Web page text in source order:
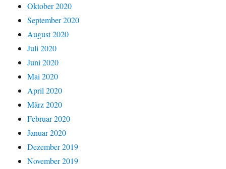
Oktober 2020
September 2020
August 2020
Juli 2020
Juni 2020
Mai 2020
April 2020
März 2020
Februar 2020
Januar 2020
Dezember 2019
November 2019